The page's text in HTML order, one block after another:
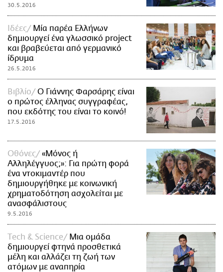
30.5.2016
Ιδέες
Μία παρέα Ελλήνων
δημιουργεί ένα γλωσσικό project
και βραβεύεται από γερμανικό
ίδρυμα
26.5.2016
Βιβλίο
Ο Γιάννης Φαρσάρης είναι
ο πρώτος έλληνας συγγραφέας,
που εκδότης του είναι το κοινό!
17.5.2016
Οθόνες
«Μόνος ή
Αλληλέγγυος;»: Για πρώτη φορά
ένα ντοκιμαντέρ που
δημιουργήθηκε με κοινωνική
χρηματοδότηση ασχολείται με
ανασφάλιστους
9.5.2016
Τech & Science
Mια ομάδα
δημιουργεί φτηνά προσθετικά
μέλη και αλλάζει τη ζωή των
ατόμων με αναπηρία